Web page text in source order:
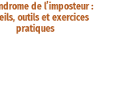
de l’imposteur :
outils et exercices
pratiques